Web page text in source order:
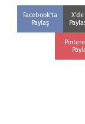
Facebook'ta
Paylaş
X'de